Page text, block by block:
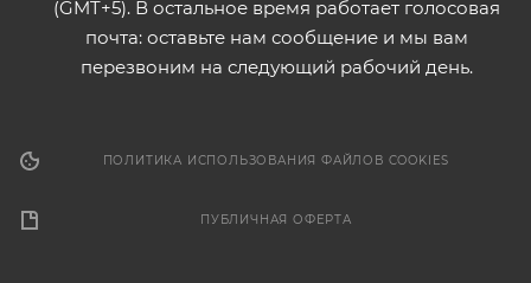
(GMT+5). В остальное время работает голосовая
почта: оставьте нам сообщение и мы вам
перезвоним на следующий рабочий день.
ПОЛИТИКА ИСПОЛЬЗОВАНИЯ ФАЙЛОВ COOKIES
ПУБЛИЧНАЯ ОФЕРТА